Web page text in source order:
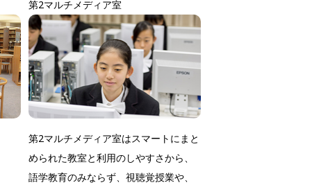
第2マルチメディア室
第2マルチメディア室はスマートにまと
められた教室と利用のしやすさから、
語学教育のみならず、視聴覚授業や、